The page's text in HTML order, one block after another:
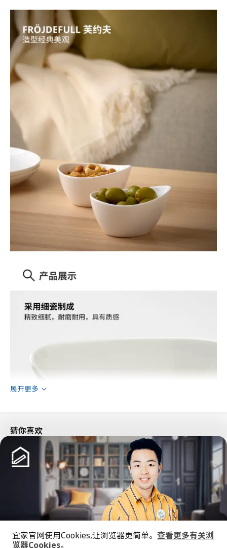
展开更多
猜你喜欢
宜家官网使用Cookies,让浏览器更简单。 查看更多有关浏
览器Cookies。